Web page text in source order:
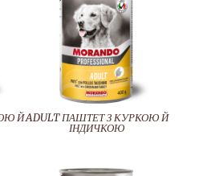
ЙADULT ПАШТЕТ З КУРКОЮ Й
ІНДИЧКОЮ